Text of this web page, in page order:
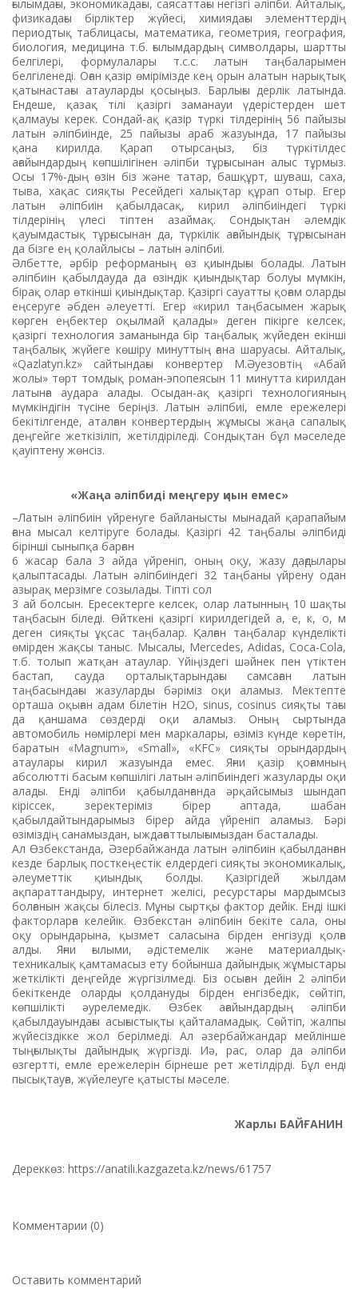
ғылымдағы, экономикадағы, саясаттағы негізгі әліпби. Айталық,
физикадағы бірліктер жүйесі, химиядағы элементтердің
периодтық таблицасы, математика, геометрия, география,
биология, медицина т.б. ғылымдардың символдары, шартты
белгілері, формулалары т.с.с. латын таңбаларымен
белгіленеді. Оған қазір өмірімізде кең орын алатын нарықтық
қатынастағы атауларды қосыңыз. Барлығы дерлік латында.
Ендеше, қазақ тілі қазіргі заманауи үдерістерден шет
қалмауы керек. Сондай-ақ қазір түркі тілдерінің 56 пайызы
латын әліпбиінде, 25 пайызы араб жазуында, 17 пайызы
қана кирилда. Қарап отырсаңыз, біз түркітілдес
ағайындардың көпшілігінен әліпби тұрғысынан алыс тұрмыз.
Осы 17%-дың өзін біз және татар, башқұрт, шуваш, саха,
тыва, хақас сияқты Ресейдегі халықтар құрап отыр. Егер
латын әліпбиін қабылдасақ, кирил әліпбиіндегі түркі
тілдерінің үлесі тіптен азаймақ. Сондықтан әлемдік
қауымдастық тұрғысынан да, түркілік ағайындық тұрғысынан
да бізге ең қолайлысы – латын әліпбиі.
Әлбетте, әрбір реформаның өз қиындығы болады. Латын
әліпбиін қабылдауда да өзіндік қиындықтар болуы мүмкін,
бірақ олар өткінші қиындықтар. Қазіргі сауатты қоғам оларды
еңсеруге әбден әлеуетті. Егер «кирил таңбасымен жарық
көрген еңбектер оқылмай қалады» деген пікірге келсек,
қазіргі технология заманында бір таңбалық жүйеден екінші
таңбалық жүйеге көшіру минуттың ғана шаруасы. Айталық,
«Qazlatyn.kz» сайтындағы конвертер М.Әуезовтің «Абай
жолы» төрт томдық роман-эпопеясын 11 минутта кирилдан
латынға аудара алады. Осыдан-ақ қазіргі технологияның
мүмкіндігін түсіне беріңіз. Латын әліпбиі, емле ережелері
бекітілгенде, аталған конвертердың жұмысы жаңа сапалық
деңгейге жеткізіліп, жетілдіріледі. Сондықтан бұл мәселеде
қауіптену жөнсіз.
«Жаңа әліпбиді меңгеру қиын емес»
–Латын әліпбиін үйренуге байланысты мынадай қарапайым
ғана мысал келтіруге болады. Қазіргі 42 таңбалы әліпбиді
бірінші сыныпқа барған
6 жасар бала 3 айда үйреніп, оның оқу, жазу дағдылары
қалыптасады. Латын әліпбиіндегі 32 таңбаны үйрену одан
азырақ мерзімге созылады. Тіпті сол
3 ай болсын. Ересектерге келсек, олар латынның 10 шақты
таңбасын біледі. Өйткені қазіргі кирилдегідей а, е, к, о, м
деген сияқты ұқсас таңбалар. Қалған таңбалар күнделікті
өмірден жақсы таныс. Мысалы, Mercedes, Adidas, Coca-Сola,
т.б. толып жатқан атаулар. Үйіңіздегі шәйнек пен үтіктен
бастап, сауда орталықтарындағы самсаған латын
таңбасындағы жазуларды бәріміз оқи аламыз. Мектепте
орташа оқыған адам білетін H2O, sinus, cosinus сияқты тағы
да қаншама сөздерді оқи аламыз. Оның сыртында
автомобиль нөмірлері мен маркалары, өзіміз күнде көретін,
баратын «Magnum», «Small», «KFC» сияқты орындардың
атаулары кирил жазуында емес. Яғни қазір қоғамның
абсолютті басым көпшілігі латын әліпбиіндегі жазуларды оқи
алады. Енді әліпби қабылданғанда әрқайсымыз шындап
кіріссек, зеректеріміз бірер аптада, шабан
қабылдайтындарымыз бірер айда үйреніп аламыз. Бәрі
өзіміздің санамыздан, ыждағаттылығымыздан басталады.
Ал Өзбекстанда, Әзербайжанда латын әліпбиін қабылданған
кезде барлық посткеңестік елдердегі сияқты экономикалық,
әлеуметтік қиындық болды. Қазіргідей жылдам
ақпараттандыру, интернет желісі, ресурстары мардымсыз
болғанын жақсы білесіз. Мұны сыртқы фактор дейік. Енді ішкі
факторларға келейік. Өзбекстан әліпбиін бекіте сала, оны
оқу орындарына, қызмет саласына бірден енгізуді қолға
алды. Яғни ғылыми, әдістемелік және материалдық-
техникалық қамтамасыз ету бойынша дайындық жұмыстары
жеткілікті деңгейде жүргізілмеді. Біз осыған дейін 2 әліпби
бекіткенде оларды қолдануды бірден енгізбедік, сөйтіп,
көпшілікті әурелемедік. Өзбек ағайындардың әліпби
қабылдауындағы асығыстықты қайталамадық. Сөйтіп, жалпы
жүйесіздікке жол берілмеді. Ал әзербайжандар мейлінше
тыңғылықты дайындық жүргізді. Иә, рас, олар да әліпби
өзгертті, емле ережелерін бірнеше рет жетілдірді. Бұл енді
пысықтауға, жүйелеуге қатысты мәселе.
Жарлы БАЙҒАНИН
Дереккөз: https://anatili.kazgazeta.kz/news/61757
Комментарии (0)
Оставить комментарий